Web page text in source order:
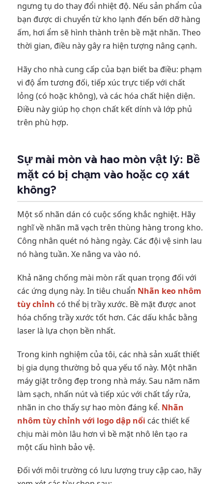
ngưng tụ do thay đổi nhiệt độ. Nếu sản phẩm của
bạn được di chuyển từ kho lạnh đến bến dỡ hàng
ấm, hơi ẩm sẽ hình thành trên bề mặt nhãn. Theo
thời gian, điều này gây ra hiện tượng nâng cạnh.
Hãy cho nhà cung cấp của bạn biết ba điều: phạm
vi độ ẩm tương đối, tiếp xúc trực tiếp với chất
lỏng (có hoặc không), và các hóa chất hiện diện.
Điều này giúp họ chọn chất kết dính và lớp phủ
trên phù hợp.
Sự mài mòn và hao mòn vật lý: Bề
mặt có bị chạm vào hoặc cọ xát
không?
Một số nhãn dán có cuộc sống khắc nghiệt. Hãy
nghĩ về nhãn mã vạch trên thùng hàng trong kho.
Công nhân quét nó hàng ngày. Các đội vệ sinh lau
nó hàng tuần. Xe nâng va vào nó.
Khả năng chống mài mòn rất quan trọng đối với
các ứng dụng này. In tiêu chuẩn Nhãn keo nhôm
tùy chỉnh có thể bị trầy xước. Bề mặt được anot
hóa chống trầy xước tốt hơn. Các dấu khắc bằng
laser là lựa chọn bền nhất.
Trong kinh nghiệm của tôi, các nhà sản xuất thiết
bị gia dụng thường bỏ qua yếu tố này. Một nhãn
máy giặt trông đẹp trong nhà máy. Sau năm năm
làm sạch, nhấn nút và tiếp xúc với chất tẩy rửa,
nhãn in cho thấy sự hao mòn đáng kể. Nhãn
nhôm tùy chỉnh với logo dập nổi các thiết kế
chịu mài mòn lâu hơn vì bề mặt nhô lên tạo ra
một cấu hình bảo vệ.
Đối với môi trường có lưu lượng truy cập cao, hãy